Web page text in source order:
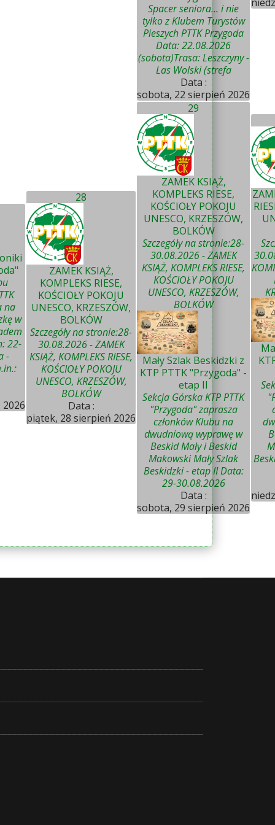
Spacer seniora... i nie
tylko z Klubem Turystów
Pieszych PTTK Przygoda
Data: 22.08.2026
(sobota)Trasa: Leszczyny -
Las Wolski (strefa
Data :
sobota, 22 sierpień 2026
na
w
22-
-
28
ZAMEK KSIĄŻ,
KOMPLEKS RIESE,
KOŚCIOŁY POKOJU
UNESCO, KRZESZÓW,
BOLKÓW
Szczegóły na stronie:28-
30.08.2026 - ZAMEK
KSIĄŻ, KOMPLEKS RIESE,
KOŚCIOŁY POKOJU
UNESCO, KRZESZÓW,
BOLKÓW
Data :
piątek, 28 sierpień 2026
29
ZAMEK KSIĄŻ,
KOMPLEKS RIESE,
KOŚCIOŁY POKOJU
UNESCO, KRZESZÓW,
BOLKÓW
Szczegóły na stronie:28-
30.08.2026 - ZAMEK
KSIĄŻ, KOMPLEKS RIESE,
KOŚCIOŁY POKOJU
UNESCO, KRZESZÓW,
BOLKÓW
Mały Szlak Beskidzki z
KTP PTTK "Przygoda" -
etap II
Sekcja Górska KTP PTTK
"Przygoda" zaprasza
członków Klubu na
dwudniową wyprawę w
Beskid Mały i Beskid
Makowski Mały Szlak
Beskidzki - etap II Data:
29-30.08.2026
Data :
sobota, 29 sierpień 2026